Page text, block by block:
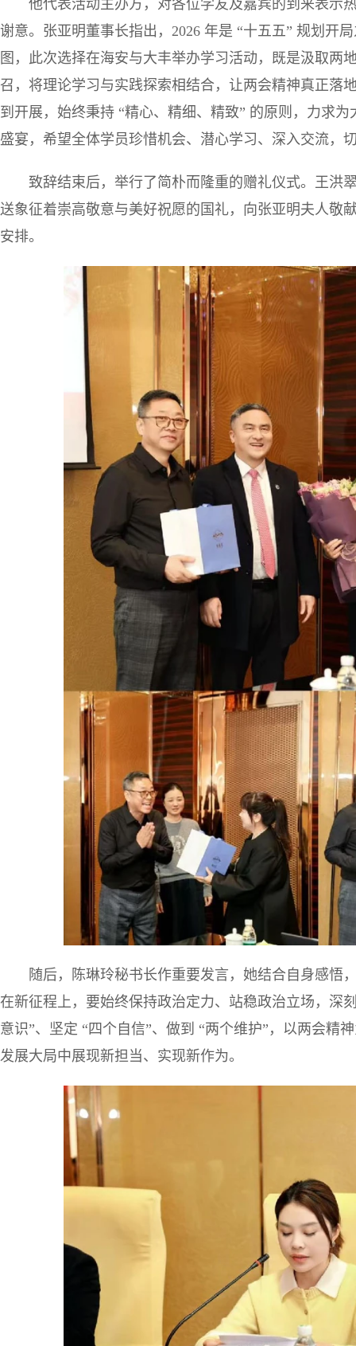
他代表活动主办方，对各位学友及嘉宾的到来表示
谢意。张亚明董事长指出，2026 年是 “十五五” 规划开
图，此次选择在海安与大丰举办学习活动，既是汲取两
召，将理论学习与实践探索相结合，让两会精神真正落
到开展，始终秉持 “精心、精细、精致” 的原则，力求
盛宴，希望全体学员珍惜机会、潜心学习、深入交流，
致辞结束后，举行了简朴而隆重的赠礼仪式。王洪
送象征着崇高敬意与美好祝愿的国礼，向张亚明夫人敬
安排。
随后，陈琳玲秘书长作重要发言，她结合自身感悟
在新征程上，要始终保持政治定力、站稳政治立场，深
意识”、坚定 “四个自信”、做到 “两个维护”，以两会精
发展大局中展现新担当、实现新作为。